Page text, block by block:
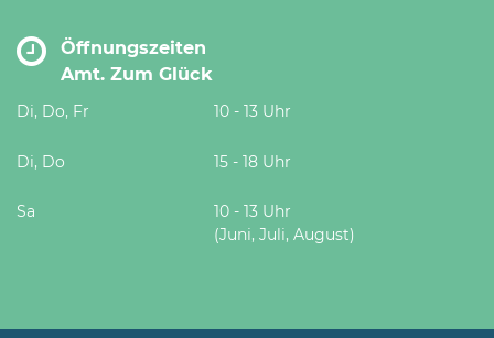
Öffnungszeiten
Amt. Zum Glück
Di, Do, Fr 10 - 13 Uhr
Di, Do 15 - 18 Uhr
Sa
10 - 13 Uhr
(Juni, Juli, August)